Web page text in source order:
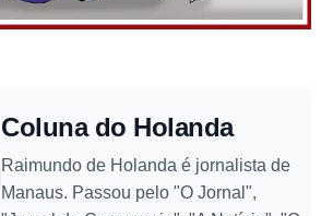
Coluna do Holanda
Raimundo de Holanda é jornalista de
Manaus. Passou pelo "O Jornal",